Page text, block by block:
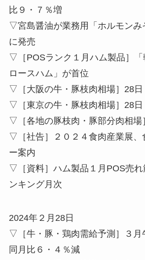
比９・７％増
▽宮島醤油が業務用「ホルモンみ
に発売
▽［POSランク１月ハム製品］「
ロースハム」が首位
▽［大阪の牛・豚枝肉相場］28日
▽［東京の牛・豚枝肉相場］28日
▽［各地の豚枝肉・豚部分肉相場
▽［社告］２０２４食肉産業展、
ー案内
▽［資料］ハム製品１月POS売れ
ンキング月次
2024年２月28日
▽［牛・豚・鶏肉需給予測］３月
同月比６・４％減